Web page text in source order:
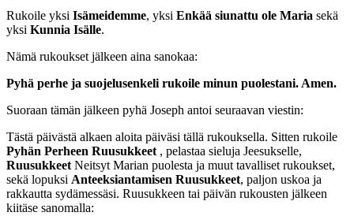
Rukoile yksi Isämeidemme, yksi Enkää siunattu ole Maria sekä
yksi Kunnia Isälle.
Nämä rukoukset jälkeen aina sanokaa:
Pyhä perhe ja suojelusenkeli rukoile minun puolestani. Amen.
Suoraan tämän jälkeen pyhä Joseph antoi seuraavan viestin:
Tästä päivästä alkaen aloita päiväsi tällä rukouksella. Sitten rukoile
Pyhän Perheen Ruusukkeet , pelastaa sieluja Jeesukselle,
Ruusukkeet Neitsyt Marian puolesta ja muut tavalliset rukoukset,
sekä lopuksi Anteeksiantamisen Ruusukkeet, paljon uskoa ja
rakkautta sydämessäsi. Ruusukkeen tai päivän rukousten jälkeen
kiitäse sanomalla: